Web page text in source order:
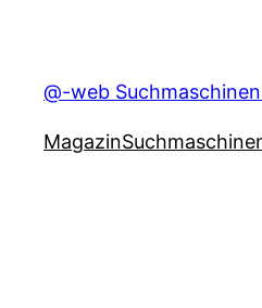
content
@-web
Magazin